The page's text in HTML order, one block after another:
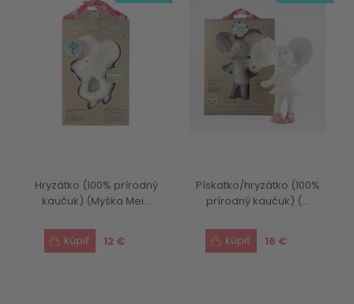
Hryzátko (100% prírodný
kaučuk) (Myška Mei...
12 €
Pískatko/hryzátko (100%
prírodný kaučuk) (...
16 €